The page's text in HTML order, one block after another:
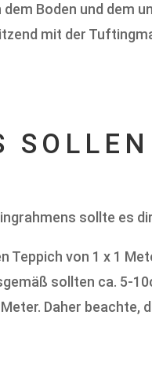
Boden und dem
mit der
sollte es
Teppich von 1 x 1
sollten ca. 5-
Daher beachte,